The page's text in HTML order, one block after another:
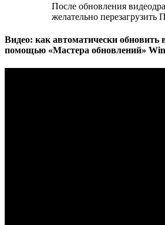
После обновления
желательно перезагрузить
Видео: как автоматически обновить
помощью «Мастера обновлений»